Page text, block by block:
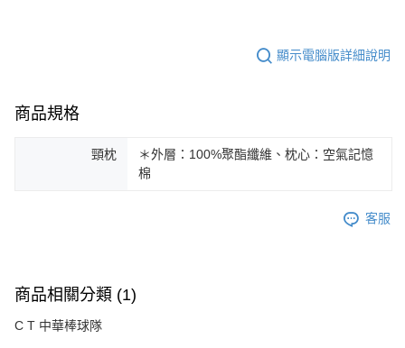
顯示電腦版詳細說明
商品規格
頸枕
＊外層：100%聚酯纖維、枕心：空氣記憶
棉
客服
商品相關分類 (1)
C T 中華棒球隊